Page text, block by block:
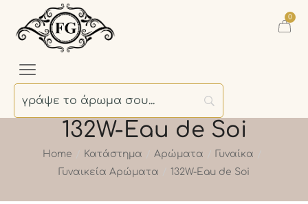
0
132W-Eau de Soi
Home Κατάστημα Αρώματα Γυναίκα
Γυναικεία Αρώματα
132W-Eau de Soi